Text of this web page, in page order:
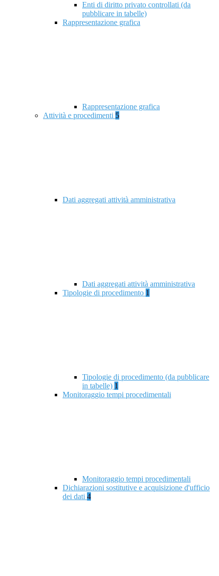
Enti di diritto privato controllati (da
pubblicare in tabelle)
Rappresentazione grafica
Rappresentazione grafica
Attività e procedimenti 5
Dati aggregati attività amministrativa
Dati aggregati attività amministrativa
Tipologie di procedimento 1
Tipologie di procedimento (da pubblicare
in tabelle) 1
Monitoraggio tempi procedimentali
Monitoraggio tempi procedimentali
Dichiarazioni sostitutive e acquisizione d'ufficio
dei dati 4